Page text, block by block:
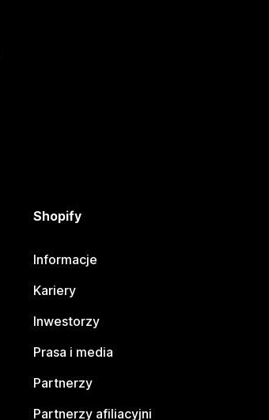
Shopify
Informacje
Kariery
Inwestorzy
Prasa i media
Partnerzy
Partnerzy afiliacyjni